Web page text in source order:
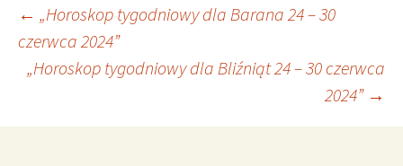
Nawigacja
wpisu
← „Horoskop tygodniowy dla Barana 24 – 30
czerwca 2024”
„Horoskop tygodniowy dla Bliźniąt 24 – 30 czerwca
2024” →